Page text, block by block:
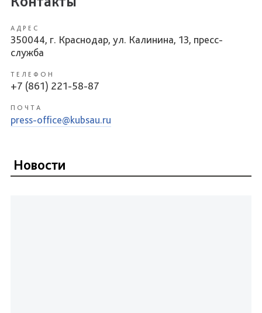
АДРЕС
350044, г. Краснодар, ул. Калинина, 13, пресс-
служба
ТЕЛЕФОН
+7 (861) 221-58-87
ПОЧТА
press-office@kubsau.ru
Новости